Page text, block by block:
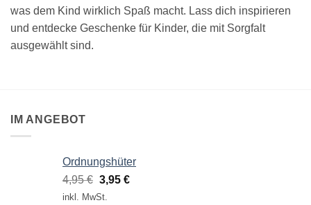
was dem Kind wirklich Spaß macht. Lass dich inspirieren
und entdecke Geschenke für Kinder, die mit Sorgfalt
ausgewählt sind.
IM ANGEBOT
Ordnungshüter
4,95€ Ursprünglicher
Preis
3,95 €Aktueller
inkl. MwSt.